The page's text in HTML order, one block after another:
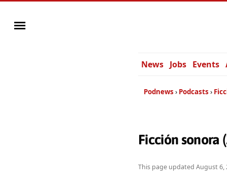
News Jobs Events
Podnews Podcasts
Ficción sonora
This page updated August 6,